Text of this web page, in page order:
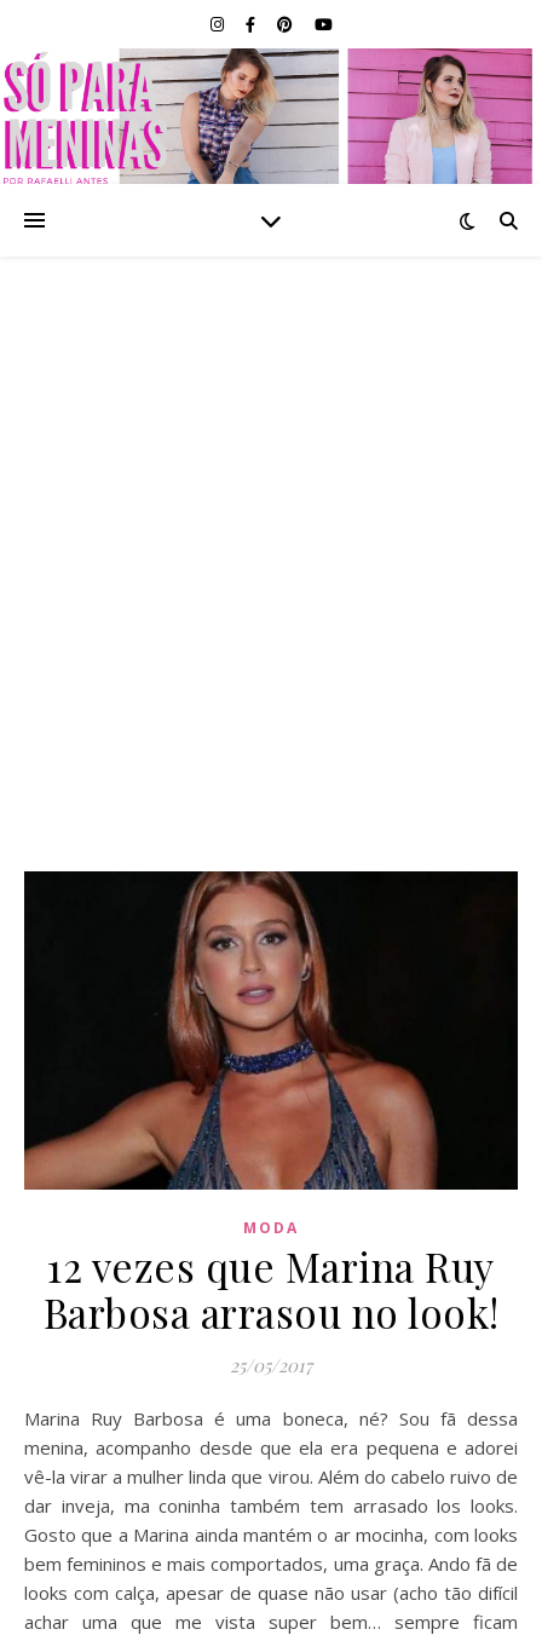
SÓ PARA MENINAS |
BLOG FEMININO POR
RAFAELLI ANTES
MODA
12 vezes que Marina Ruy
Barbosa arrasou no look!
25/05/2017
Marina Ruy Barbosa é uma boneca, né? Sou fã dessa
menina, acompanho desde que ela era pequena e adorei
vê-la virar a mulher linda que virou. Além do cabelo ruivo de
dar inveja, ma coninha também tem arrasado los looks.
Gosto que a Marina ainda mantém o ar mocinha, com looks
bem femininos e mais comportados, uma graça. Ando fã de
looks com calça, apesar de quase não usar (acho tão difícil
achar uma que me vista super bem… sempre ficam